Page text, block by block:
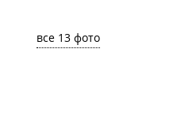
все 13 фото